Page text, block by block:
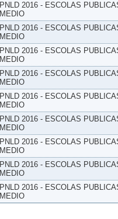
PNLD 2016 - ESCOLAS
MEDIO
PNLD 2016 - ESCOLAS
MEDIO
PNLD 2016 - ESCOLAS
MEDIO
PNLD 2016 - ESCOLAS
MEDIO
PNLD 2016 - ESCOLAS
MEDIO
PNLD 2016 - ESCOLAS
MEDIO
PNLD 2016 - ESCOLAS
MEDIO
PNLD 2016 - ESCOLAS
MEDIO
PNLD 2016 - ESCOLAS
MEDIO